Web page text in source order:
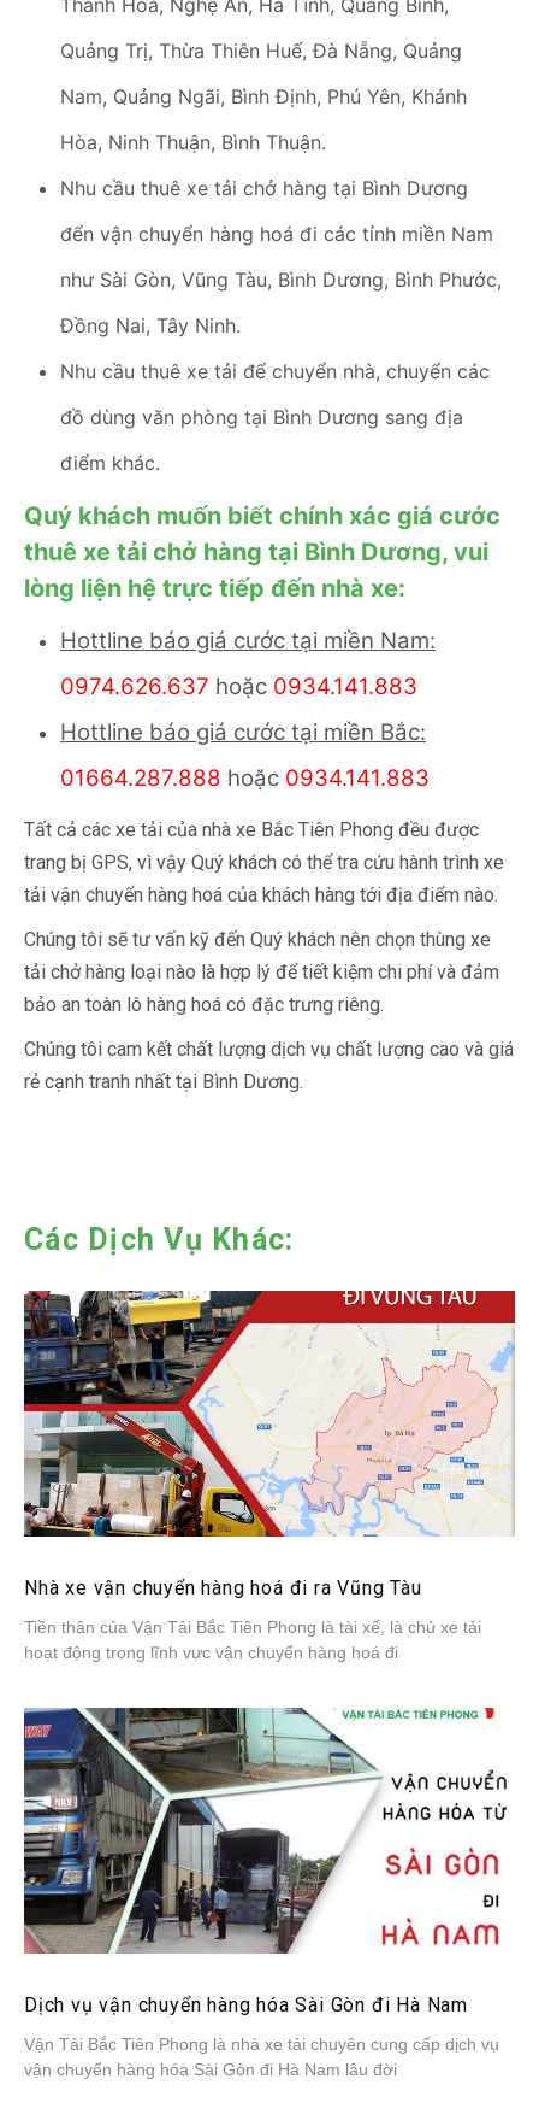
Thanh Hoá, Nghệ An, Hà Tĩnh, Quảng Bình,
Quảng Trị, Thừa Thiên Huế, Đà Nẵng, Quảng
Nam, Quảng Ngãi, Bình Định, Phú Yên, Khánh
Hòa, Ninh Thuận, Bình Thuận.
Nhu cầu thuê xe tải chở hàng tại Bình Dương
đển vận chuyển hàng hoá đi các tỉnh miền Nam
như Sài Gòn, Vũng Tàu, Bình Dương, Bình Phước,
Đồng Nai, Tây Ninh.
Nhu cầu thuê xe tải để chuyển nhà, chuyển các
đồ dùng văn phòng tại Bình Dương sang địa
điểm khác.
Quý khách muốn biết chính xác giá cước
thuê xe tải chở hàng tại Bình Dương, vui
lòng liện hệ trực tiếp đến nhà xe:
Hottline báo giá cước tại miền Nam:
0974.626.637 hoặc 0934.141.883
Hottline báo giá cước tại miền Bắc:
01664.287.888 hoặc 0934.141.883
Tất cả các xe tải của nhà xe Bắc Tiên Phong đều được
trang bị GPS, vì vậy Quý khách có thể tra cứu hành trình xe
tải vận chuyển hàng hoá của khách hàng tới địa điểm nào.
Chúng tôi sẽ tư vấn kỹ đến Quý khách nên chọn thùng xe
tải chở hàng loại nào là hợp lý để tiết kiệm chi phí và đảm
bảo an toàn lô hàng hoá có đặc trưng riêng.
Chúng tôi cam kết chất lượng dịch vụ chất lượng cao và giá
rẻ cạnh tranh nhất tại Bình Dương.
Các Dịch Vụ Khác:
Nhà xe vận chuyển hàng hoá đi ra Vũng Tàu
Tiền thân của Vận Tải Bắc Tiên Phong là tài xế, là chủ xe tải
hoạt động trong lĩnh vực vận chuyển hàng hoá đi
Dịch vụ vận chuyển hàng hóa Sài Gòn đi Hà Nam
Vận Tải Bắc Tiên Phong là nhà xe tải chuyên cung cấp dịch vụ
vận chuyển hàng hóa Sài Gòn đi Hà Nam lâu đời